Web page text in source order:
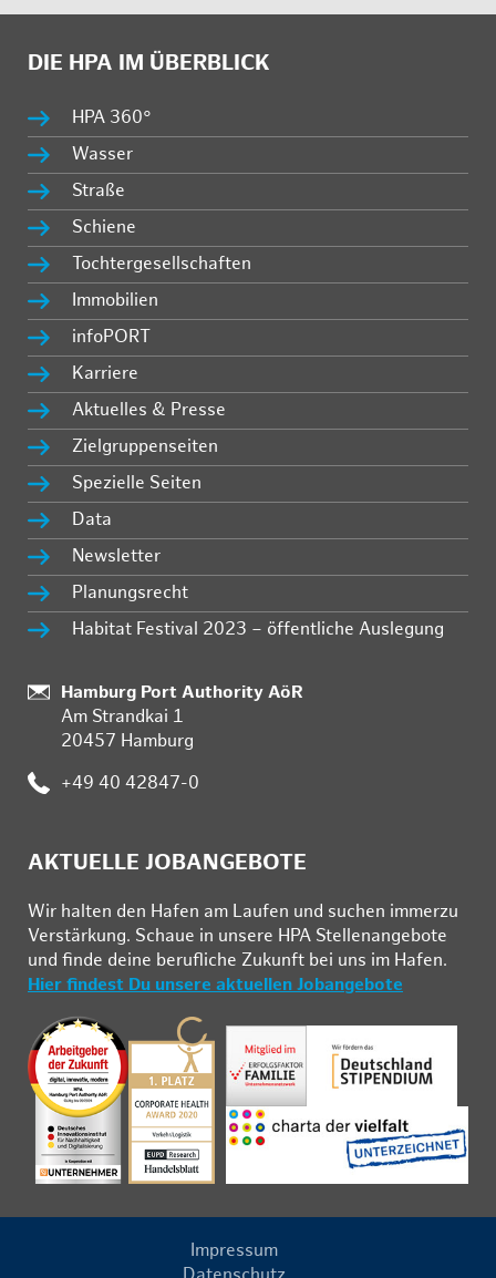
DIE HPA IM ÜBERBLICK
HPA 360°
Wasser
Straße
Schiene
Tochtergesellschaften
Immobilien
infoPORT
Karriere
Aktuelles & Presse
Zielgruppenseiten
Spezielle Seiten
Data
Newsletter
Planungsrecht
Habitat Festival 2023 – öffentliche Auslegung
:
Hamburg Port Authority AöR
Am Strandkai 1
20457 Hamburg
: +49 40 42847-0
AKTUELLE JOBANGEBOTE
Wir hal­ten den Ha­fen am Lau­fen und su­chen im­mer­zu
Ver­stär­kung. Schau­e in un­se­re HPA Stel­len­an­ge­bo­te
und fin­de deine be­ruf­li­che Zu­kunft bei uns im Ha­fen.
Hier findest Du unsere aktuellen Jobangebote
Impressum